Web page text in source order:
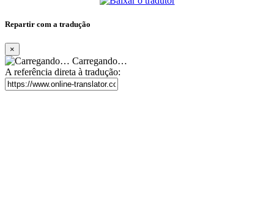
Repartir com a tradução
×
Carregando…
A referência direta à tradução: